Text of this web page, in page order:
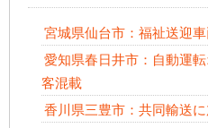
宮城県仙台市：福祉送迎
愛知県春日井市：自動運
客混載
香川県三豊市：共同輸送